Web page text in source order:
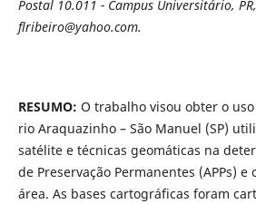
Postal 10.011 - Campus Universitário,
flribeiro@yahoo.com.
RESUMO: O trabalho visou obter o
rio Araquazinho – São Manuel (SP)
satélite e técnicas geomáticas na
de Preservação Permanentes (APPs)
área. As bases cartográficas foram